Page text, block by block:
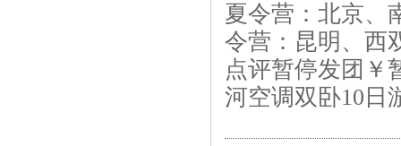
夏令营：北京、
令营：昆明、西
点评暂停发团￥
河空调双卧10日